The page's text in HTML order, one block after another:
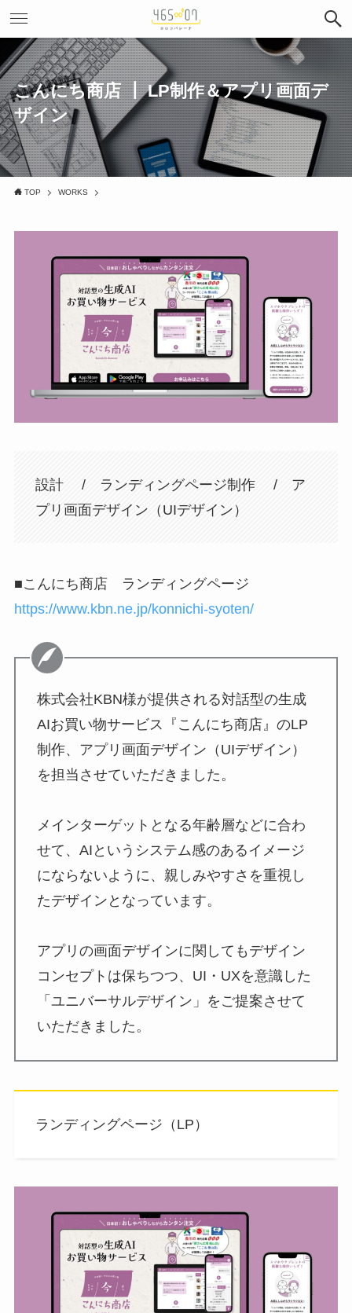
こんにち商店 ┃ LP制作＆アプリ画面デ
ザイン
TOP WORKS
設計 / ランディングページ制作 / ア
プリ画面デザイン（UIデザイン）
■こんにち商店 ランディングページ
https://www.kbn.ne.jp/konnichi-syoten/
株式会社KBN様が提供される対話型の生成
AIお買い物サービス『こんにち商店』のLP
制作、アプリ画面デザイン（UIデザイン）
を担当させていただきました。
メインターゲットとなる年齢層などに合わ
せて、AIというシステム感のあるイメージ
にならないように、親しみやすさを重視し
たデザインとなっています。
アプリの画面デザインに関してもデザイン
コンセプトは保ちつつ、UI・UXを意識した
「ユニバーサルデザイン」をご提案させて
いただきました。
ランディングページ（LP）